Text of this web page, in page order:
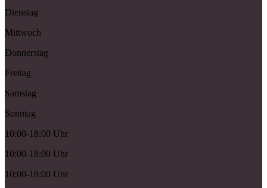
Dienstag
Mittwoch
Donnerstag
Freitag
Samstag
Sonntag
10:00-18:00 Uhr
10:00-18:00 Uhr
10:00-18:00 Uhr